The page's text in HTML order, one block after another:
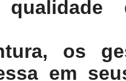
os
em